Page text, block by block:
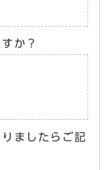
か？
ましたらご記